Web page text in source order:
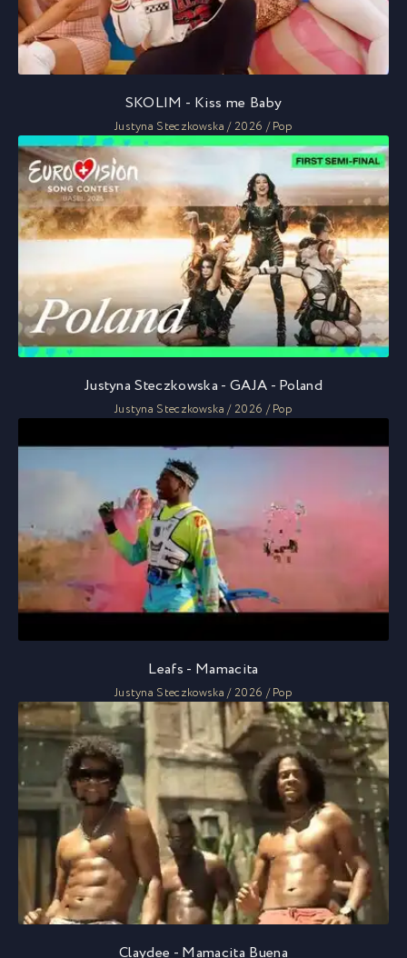
SKOLIM - Kiss me Baby
Justyna Steczkowska / 2026 / Pop
Justyna Steczkowska - GAJA - Poland
Justyna Steczkowska / 2026 / Pop
Leafs - Mamacita
Justyna Steczkowska / 2026 / Pop
Claydee - Mamacita Buena